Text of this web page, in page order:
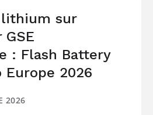
lithium sur
: Flash Battery
Europe 2026
2026